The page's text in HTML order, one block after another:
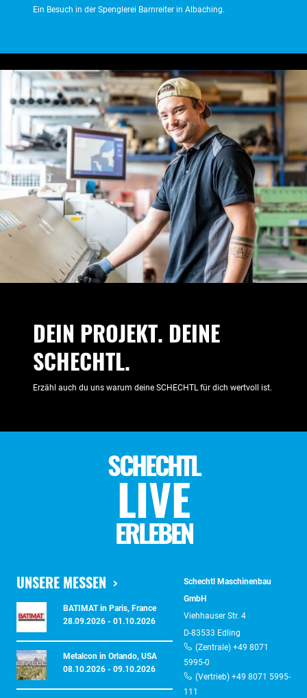
Ein Besuch in der Spenglerei Barnreiter in Albaching.
DEIN PROJEKT. DEINE
SCHECHTL.
Erzähl auch du uns warum deine SCHECHTL für dich wertvoll ist.
SCHECHTL
LIVE
ERLEBEN
UNSERE MESSEN
BATIMAT in Paris, France
28.09.2026 - 01.10.2026
Metalcon in Orlando, USA
08.10.2026 - 09.10.2026
Schechtl Maschinenbau
GmbH
Viehhauser Str. 4
D-83533 Edling
(Zentrale) +49 8071
5995-0
(Vertrieb) +49 8071 5995-
111